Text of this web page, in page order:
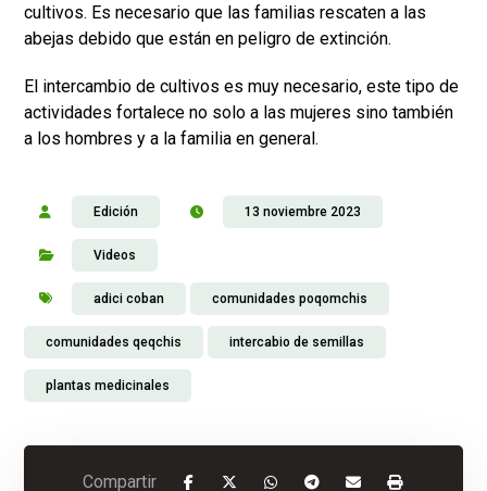
cultivos. Es necesario que las familias rescaten a las
abejas debido que están en peligro de extinción.
El intercambio de cultivos es muy necesario, este tipo de
actividades fortalece no solo a las mujeres sino también
a los hombres y a la familia en general.
Edición 13 noviembre 2023
Videos
adici coban comunidades poqomchis
comunidades qeqchis intercabio de semillas
plantas medicinales